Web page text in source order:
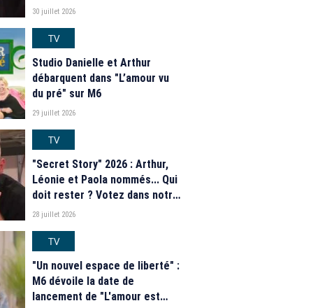
secrets ce soir ? Les
30 juillet 2026
TV
Studio Danielle et Arthur
débarquent dans "L’amour vu
du pré" sur M6
29 juillet 2026
TV
"Secret Story" 2026 : Arthur,
Léonie et Paola nommés... Qui
doit rester ? Votez dans notre
sondage
28 juillet 2026
TV
"Un nouvel espace de liberté" :
M6 dévoile la date de
lancement de "L'amour est